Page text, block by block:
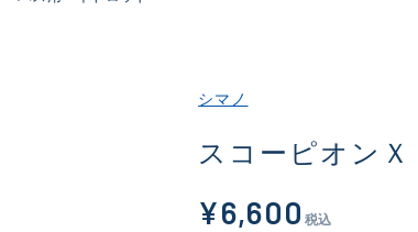
シマノ
スコーピオンＸ
¥6,600 税込